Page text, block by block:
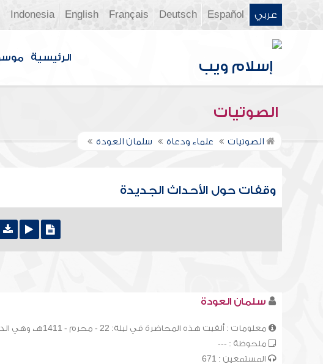
عربي Español
Deutsch
Français
English
Indonesia
الرئيسية
الصوتيات
الصوتيات علماء ودعاة سلمان العودة
وقفات حول الأحداث الجديدة
سلمان العودة
معلومات : ألقيت هذه المحاضرة في ليلة: 22 - محرم - 1411هـ، وهي الدرس (16) من سلسلة الدروس العلمية العامة.
ملحوظة : ---
المستمعين : 671